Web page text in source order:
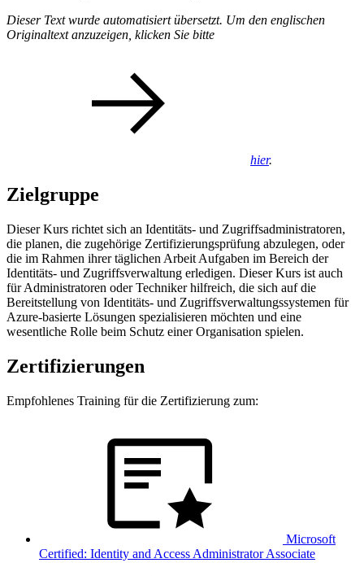
Dieser Text wurde automatisiert übersetzt. Um den englischen
Originaltext anzuzeigen, klicken Sie bitte
hier.
Zielgruppe
Dieser Kurs richtet sich an Identitäts- und Zugriffsadministratoren,
die planen, die zugehörige Zertifizierungsprüfung abzulegen, oder
die im Rahmen ihrer täglichen Arbeit Aufgaben im Bereich der
Identitäts- und Zugriffsverwaltung erledigen. Dieser Kurs ist auch
für Administratoren oder Techniker hilfreich, die sich auf die
Bereitstellung von Identitäts- und Zugriffsverwaltungssystemen für
Azure-basierte Lösungen spezialisieren möchten und eine
wesentliche Rolle beim Schutz einer Organisation spielen.
Zertifizierungen
Empfohlenes Training für die Zertifizierung zum:
Microsoft
Certified: Identity and Access Administrator Associate